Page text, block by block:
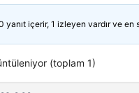
yanıt içerir, 1 izleyen vardır ve en
(toplam 1)